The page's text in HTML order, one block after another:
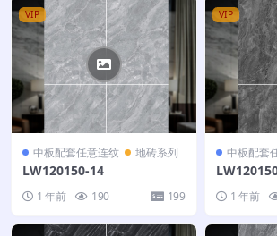
VIP
中板配套任意连纹 地砖系列
LW120150-14
1 年前 190 199
VIP
中板配套
1 年前